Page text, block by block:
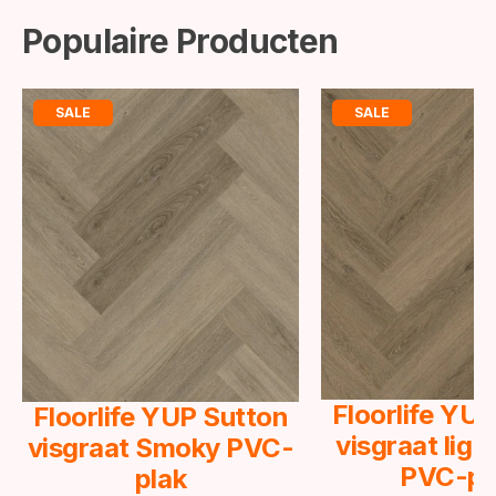
Populaire Producten
SALE
Floorlife YUP Sutton
visgraat Smoky PVC-
plak
SALE
Floorlife
visgraat
PVC-